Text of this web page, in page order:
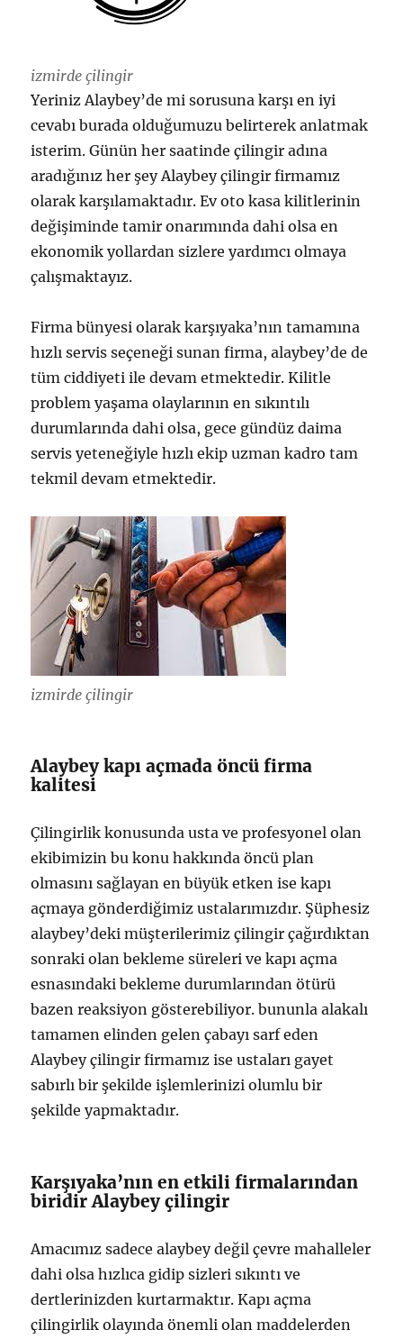
izmirde çilingir
Yeriniz Alaybey’de mi sorusuna karşı en iyi
cevabı burada olduğumuzu belirterek anlatmak
isterim. Günün her saatinde çilingir adına
aradığınız her şey Alaybey çilingir firmamız
olarak karşılamaktadır. Ev oto kasa kilitlerinin
değişiminde tamir onarımında dahi olsa en
ekonomik yollardan sizlere yardımcı olmaya
çalışmaktayız.
Firma bünyesi olarak karşıyaka’nın tamamına
hızlı servis seçeneği sunan firma, alaybey’de de
tüm ciddiyeti ile devam etmektedir. Kilitle
problem yaşama olaylarının en sıkıntılı
durumlarında dahi olsa, gece gündüz daima
servis yeteneğiyle hızlı ekip uzman kadro tam
tekmil devam etmektedir.
izmirde çilingir
Alaybey kapı açmada öncü firma
kalitesi
Çilingirlik konusunda usta ve profesyonel olan
ekibimizin bu konu hakkında öncü plan
olmasını sağlayan en büyük etken ise kapı
açmaya gönderdiğimiz ustalarımızdır. Şüphesiz
alaybey’deki müşterilerimiz çilingir çağırdıktan
sonraki olan bekleme süreleri ve kapı açma
esnasındaki bekleme durumlarından ötürü
bazen reaksiyon gösterebiliyor. bununla alakalı
tamamen elinden gelen çabayı sarf eden
Alaybey çilingir firmamız ise ustaları gayet
sabırlı bir şekilde işlemlerinizi olumlu bir
şekilde yapmaktadır.
Karşıyaka’nın en etkili firmalarından
biridir Alaybey çilingir
Amacımız sadece alaybey değil çevre mahalleler
dahi olsa hızlıca gidip sizleri sıkıntı ve
dertlerinizden kurtarmaktır. Kapı açma
çilingirlik olayında önemli olan maddelerden